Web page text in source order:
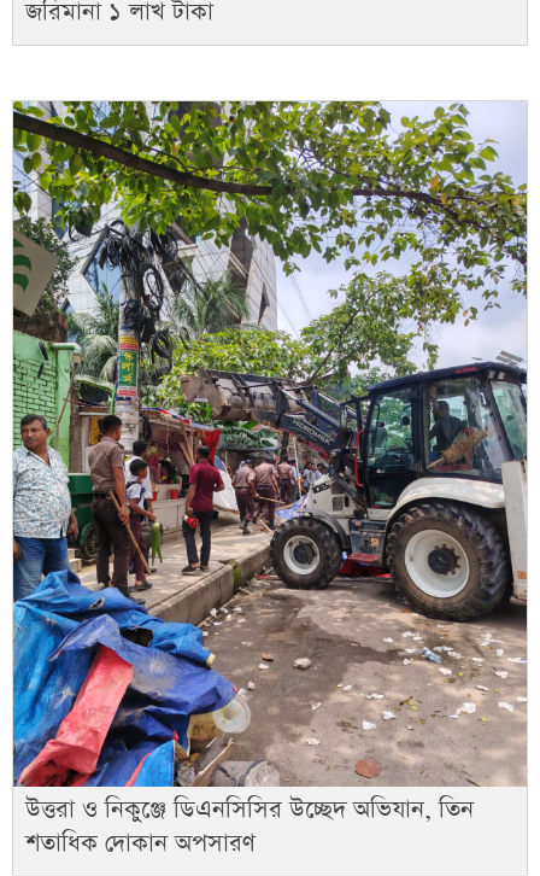
জরিমানা ১ লাখ টাকা
উত্তরা ও নিকুঞ্জে ডিএনসিসির উচ্ছেদ অভিযান, তিন
শতাধিক দোকান অপসারণ